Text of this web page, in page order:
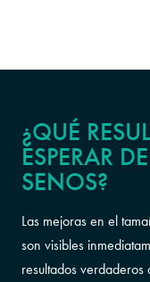
¿QUÉ
ESPERAR
SENOS?
Las mejoras en el
son visibles
resultados